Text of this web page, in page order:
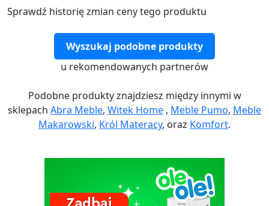
Sprawdź historię zmian ceny tego produktu
Wyszukaj podobne produkty
u rekomendowanych partnerów
Podobne produkty znajdziesz między innymi w
sklepach Abra Meble, Witek Home , Meble Pumo, Meble
Makarowski, Król Materacy, oraz Komfort.